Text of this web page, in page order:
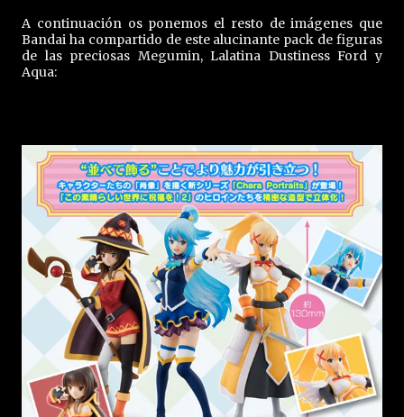
A continuación os ponemos el resto de imágenes que
Bandai ha compartido de este alucinante pack de figuras
de las preciosas Megumin, Lalatina Dustiness Ford y
Aqua: